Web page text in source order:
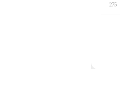
275